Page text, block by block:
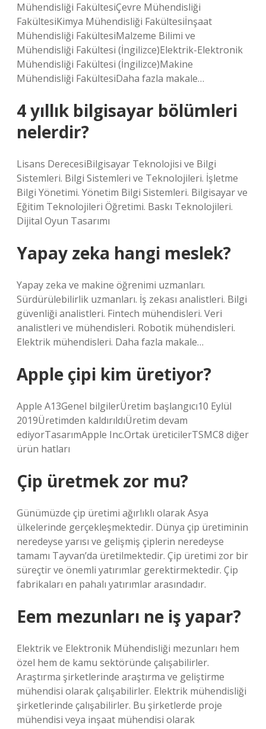
Mühendisliği FakültesiÇevre Mühendisliği
FakültesiKimya Mühendisliği Fakültesiİnşaat
Mühendisliği FakültesiMalzeme Bilimi ve
Mühendisliği Fakültesi (İngilizce)Elektrik-Elektronik
Mühendisliği Fakültesi (İngilizce)Makine
Mühendisliği FakültesiDaha fazla makale…
4 yıllık bilgisayar bölümleri
nelerdir?
Lisans DerecesiBilgisayar Teknolojisi ve Bilgi
Sistemleri. Bilgi Sistemleri ve Teknolojileri. İşletme
Bilgi Yönetimi. Yönetim Bilgi Sistemleri. Bilgisayar ve
Eğitim Teknolojileri Öğretimi. Baskı Teknolojileri.
Dijital Oyun Tasarımı
Yapay zeka hangi meslek?
Yapay zeka ve makine öğrenimi uzmanları.
Sürdürülebilirlik uzmanları. İş zekası analistleri. Bilgi
güvenliği analistleri. Fintech mühendisleri. Veri
analistleri ve mühendisleri. Robotik mühendisleri.
Elektrik mühendisleri. Daha fazla makale…
Apple çipi kim üretiyor?
Apple A13Genel bilgilerÜretim başlangıcı10 Eylül
2019Üretimden kaldırıldıÜretim devam
ediyorTasarımApple Inc.Ortak üreticilerTSMC8 diğer
ürün hatları
Çip üretmek zor mu?
Günümüzde çip üretimi ağırlıklı olarak Asya
ülkelerinde gerçekleşmektedir. Dünya çip üretiminin
neredeyse yarısı ve gelişmiş çiplerin neredeyse
tamamı Tayvan’da üretilmektedir. Çip üretimi zor bir
süreçtir ve önemli yatırımlar gerektirmektedir. Çip
fabrikaları en pahalı yatırımlar arasındadır.
Eem mezunları ne iş yapar?
Elektrik ve Elektronik Mühendisliği mezunları hem
özel hem de kamu sektöründe çalışabilirler.
Araştırma şirketlerinde araştırma ve geliştirme
mühendisi olarak çalışabilirler. Elektrik mühendisliği
şirketlerinde çalışabilirler. Bu şirketlerde proje
mühendisi veya inşaat mühendisi olarak